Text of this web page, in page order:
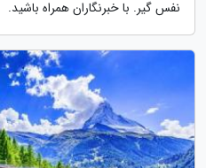
نفس گیر. با خبرنگاران همراه باشید.